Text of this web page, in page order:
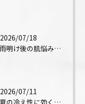
2026/07/18
梅雨明け後の肌悩みとエステ対策
2026/07/11
初夏の冷え性に効くエステ術